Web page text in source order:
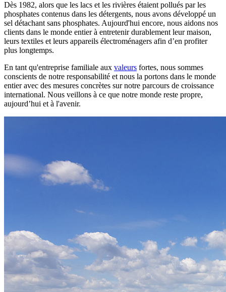
Dès 1982, alors que les lacs et les rivières étaient pollués par les
phosphates contenus dans les détergents, nous avons développé un
sel détachant sans phosphates. Aujourd'hui encore, nous aidons nos
clients dans le monde entier à entretenir durablement leur maison,
leurs textiles et leurs appareils électroménagers afin d’en profiter
plus longtemps.
En tant qu'entreprise familiale aux valeurs fortes, nous sommes
conscients de notre responsabilité et nous la portons dans le monde
entier avec des mesures concrètes sur notre parcours de croissance
international. Nous veillons à ce que notre monde reste propre,
aujourd’hui et à l'avenir.